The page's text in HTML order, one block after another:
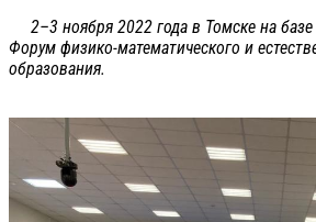
2–3 ноября 2022 года в Томске на
Форум физико-математического и
образования.